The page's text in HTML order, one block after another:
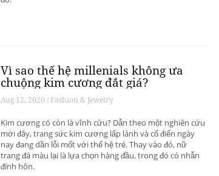
Vì sao thế hệ millenials không ưa
chuộng kim cương đắt giá?
Aug 12, 2020 / Fashion & Jewelry
Kim cương có còn là vĩnh cửu? Dẫn theo một nghiên cứu
mới đây, trang sức kim cương lấp lánh và cổ điển ngày
nay đang dần lỗi mốt với thế hệ trẻ. Thay vào đó, nữ
trang đá màu lại là lựa chọn hàng đầu, trong đó có nhẫn
đính hôn.